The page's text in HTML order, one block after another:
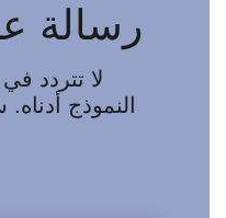
رسالة
لا تتردد
النموذج